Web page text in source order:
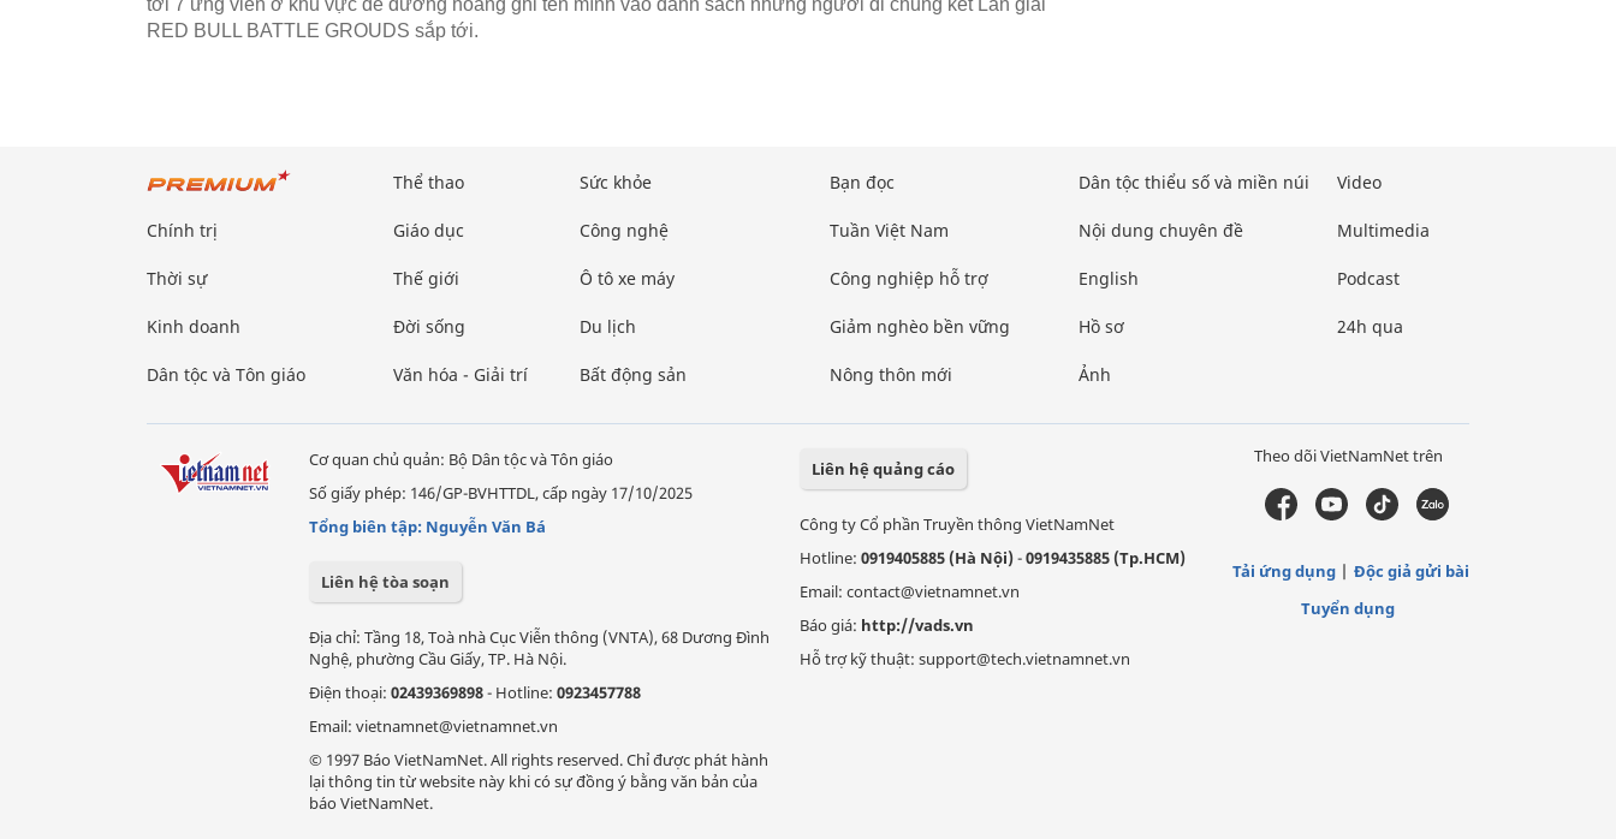
tới 7 ứng viên ở khu vực để đường hoàng ghi tên mình vào danh sách những người đi chung kết Lan giải
RED BULL BATTLE GROUDS sắp tới.
Chính trị
Thời sự
Kinh doanh
Dân tộc và Tôn giáo
Thể thao
Giáo dục
Thế giới
Đời sống
Văn hóa - Giải trí
Sức khỏe
Công nghệ
Ô tô xe máy
Du lịch
Bất động sản
Bạn đọc
Tuần Việt Nam
Công nghiệp hỗ trợ
Giảm nghèo bền vững
Nông thôn mới
Dân tộc thiểu số và miền núi
Nội dung chuyên đề
English
Hồ sơ
Ảnh
Video
Multimedia
Podcast
24h qua
Cơ quan chủ quản: Bộ Dân tộc và Tôn giáo
Số giấy phép: 146/GP-BVHTTDL, cấp ngày 17/10/2025
Tổng biên tập: Nguyễn Văn Bá
Liên hệ tòa soạn
Địa chỉ: Tầng 18, Toà nhà Cục Viễn thông (VNTA), 68 Dương Đình
Nghệ, phường Cầu Giấy, TP. Hà Nội.
Điện thoại: 02439369898- Hotline: 0923457788
Email: vietnamnet@vietnamnet.vn
© 1997 Báo VietNamNet. All rights reserved. Chỉ được phát hành
lại thông tin từ website này khi có sự đồng ý bằng văn bản của
báo VietNamNet.
Liên hệ quảng cáo
Công ty Cổ phần Truyền thông VietNamNet
Hotline: 0919405885 (Hà Nội)-0919435885 (Tp.HCM)
Email: contact@vietnamnet.vn
Báo giá: http://vads.vn
Hỗ trợ kỹ thuật: support@tech.vietnamnet.vn
Theo dõi VietNamNet trên
Tải ứng dụng
Độc giả gửi bài
Tuyển dụng